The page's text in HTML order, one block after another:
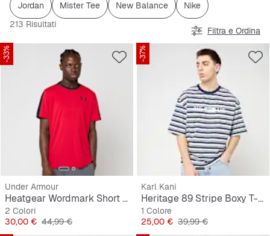
Jordan Mister Tee New Balance
Nike
213 Risultati
Filtra e Ordina
-33%
Under Armour
Heatgear Wordmark Short Sleeve Tee
2 Colori
Prezzo
30,00 € Prezzo originale
44,99 €
-37%
Karl Kani
Heritage 89 Stripe Boxy T-Shirt
1 Colore
Prezzo
25,00 € Prezzo originale
39,99 €